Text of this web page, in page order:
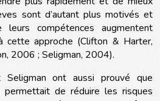
sont d’autant plus motivés et
leurs compétences augmentent
cette approche (Clifton & Harter,
2006 ; Seligman, 2004).
ont aussi prouvé que
de réduire les risques